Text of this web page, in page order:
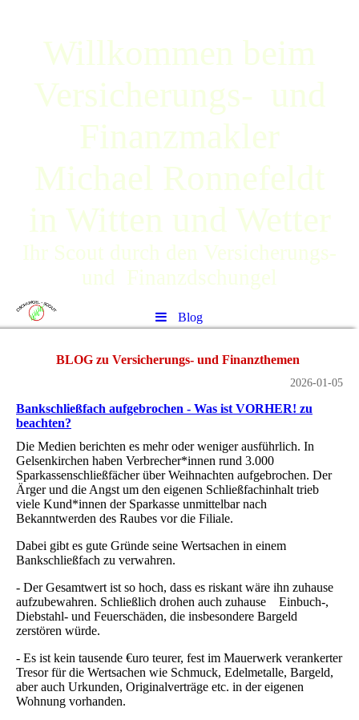
Willkommen beim
Versicherungs- und
Finanzmakler
Michael Ronnefeldt
in Witten und Wetter
Ihr Scout durch den Versicherungs-
und Finanzdschungel
Blog
BLOG zu Versicherungs- und Finanzthemen
2026-01-05
Bankschließfach aufgebrochen - Was ist VORHER! zu
beachten?
Die Medien berichten es mehr oder weniger ausführlich. In
Gelsenkirchen haben Verbrecher*innen rund 3.000
Sparkassenschließfächer über Weihnachten aufgebrochen. Der
Ärger und die Angst um den eigenen Schließfachinhalt trieb
viele Kund*innen der Sparkasse unmittelbar nach
Bekanntwerden des Raubes vor die Filiale.
Dabei gibt es gute Gründe seine Wertsachen in einem
Bankschließfach zu verwahren.
- Der Gesamtwert ist so hoch, dass es riskant wäre ihn zuhause
aufzubewahren. Schließlich drohen auch zuhause Einbuch-,
Diebstahl- und Feuerschäden, die insbesondere Bargeld
zerstören würde.
- Es ist kein tausende €uro teurer, fest im Mauerwerk verankerter
Tresor für die Wertsachen wie Schmuck, Edelmetalle, Bargeld,
aber auch Urkunden, Originalverträge etc. in der eigenen
Wohnung vorhanden.